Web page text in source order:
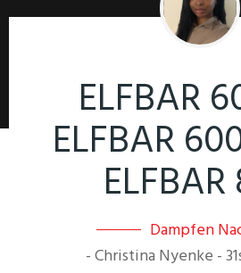
ELFBAR
ELFBAR
Dampfen
- Christina Nyenke -